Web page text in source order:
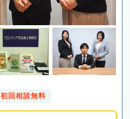
初回相談無料